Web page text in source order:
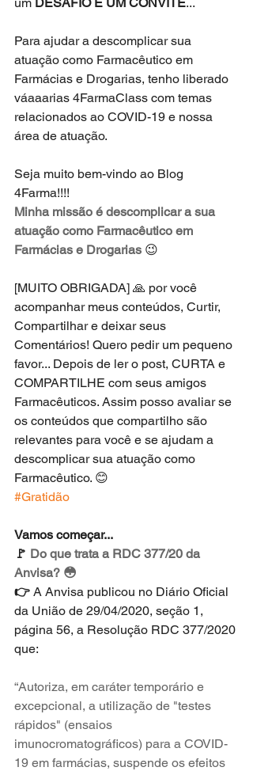
Para ajudar a descomplicar sua
atuação como Farmacêutico em
Farmácias e Drogarias, tenho liberado
váaaarias 4FarmaClass com temas
relacionados ao COVID-19 e nossa
área de atuação.
Seja muito bem-vindo ao Blog
4Farma!!!!
Minha missão é descomplicar a sua
atuação como Farmacêutico em
Farmácias e Drogarias 😉
[MUITO OBRIGADA] 🙏 por você
acompanhar meus conteúdos, Curtir,
Compartilhar e deixar seus
Comentários! Quero pedir um pequeno
favor... Depois de ler o post, CURTA e
COMPARTILHE com seus amigos
Farmacêuticos. Assim posso avaliar se
os conteúdos que compartilho são
relevantes para você e se ajudam a
descomplicar sua atuação como
Farmacêutico. 😊
#Gratidão
Vamos começar...
🚩 Do que trata a RDC 377/20 da
Anvisa? 😳
👉 A Anvisa publicou no Diário Oficial
da União de 29/04/2020, seção 1,
página 56, a Resolução RDC 377/2020
que:
“Autoriza, em caráter temporário e
excepcional, a utilização de "testes
rápidos" (ensaios
imunocromatográficos) para a COVID-
19 em farmácias, suspende os efeitos